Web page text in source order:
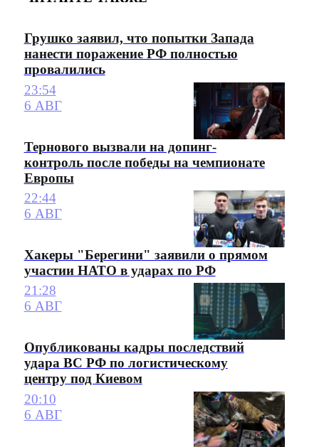
Грушко заявил, что попытки Запада
нанести поражение РФ полностью
провалились
23:54
6 АВГ
Тернового вызвали на допинг-
контроль после победы на чемпионате
Европы
22:44
6 АВГ
Хакеры "Берегини" заявили о прямом
участии НАТО в ударах по РФ
21:28
6 АВГ
Опубликованы кадры последствий
удара ВС РФ по логистическому
центру под Киевом
20:10
6 АВГ